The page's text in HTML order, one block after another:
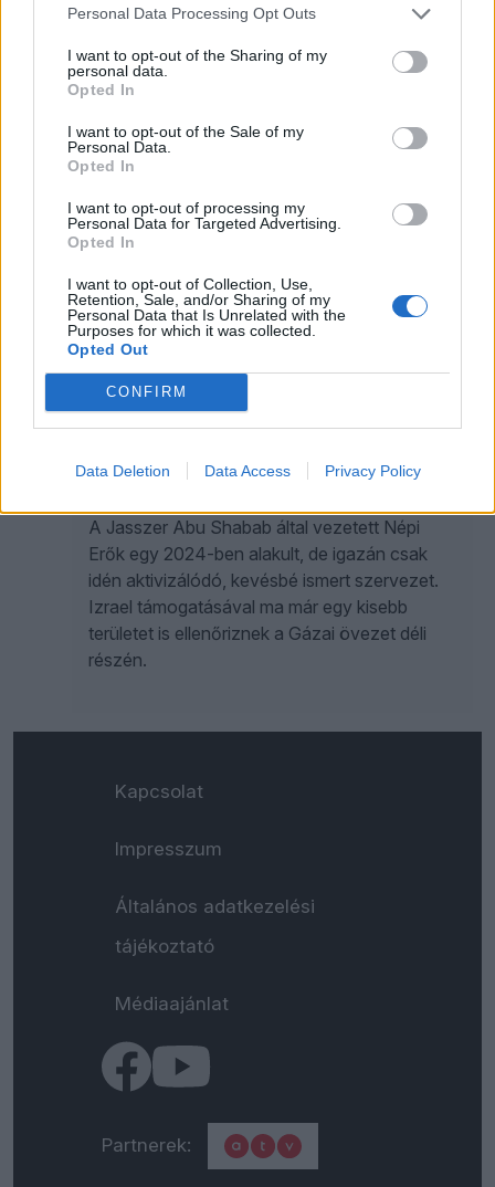
Personal Data Processing Opt Outs
I want to opt-out of the Sharing of my
personal data.
Opted In
I want to opt-out of the Sale of my
Personal Data.
Opted In
I want to opt-out of processing my
Personal Data for Targeted Advertising.
Opted In
I want to opt-out of Collection, Use,
Retention, Sale, and/or Sharing of my
Personal Data that Is Unrelated with the
Purposes for which it was collected.
Opted Out
CONFIRM
Data Deletion Data Access Privacy Policy
Oroszország és Kína felé orientálódnak.
SASVÁRI PÉTER
A guruló jüanok után a kínai „útlevél-
invázió” ellen venné fel a harcot Tajvan
kormánya
Boszorkányüldözéssel válaszolhatnak a
SASVÁRI PÉTER
Rovott múltú beduin hadúrral
helyettesítené a Hamászt Izrael, de
Gázában csak a bizonytalanság és az
ököljog állandó
A Jasszer Abu Shabab által vezetett Népi
Erők egy 2024-ben alakult, de igazán csak
idén aktivizálódó, kevésbé ismert szervezet.
Izrael támogatásával ma már egy kisebb
területet is ellenőriznek a Gázai övezet déli
részén.
Kapcsolat
Impresszum
Általános adatkezelési
tájékoztató
Médiaajánlat
Partnerek: